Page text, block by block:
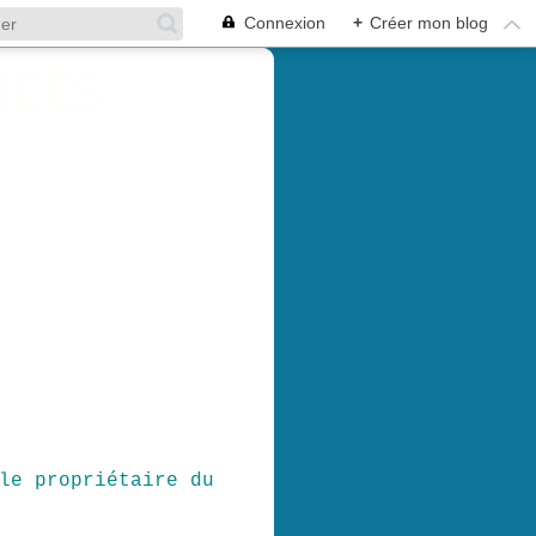
Connexion + Créer mon blog
propriétaire du